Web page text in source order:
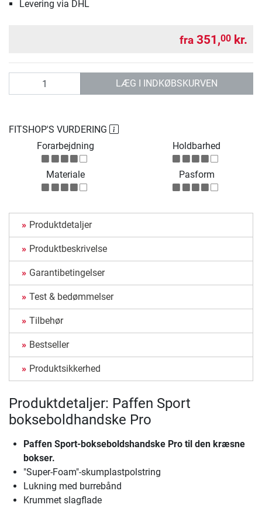
Levering via DHL
fra 351,00 kr.
LÆG I INDKØBSKURVEN
FITSHOP'S VURDERING
Forarbejdning
Holdbarhed
Materiale Pasform
Produktdetaljer
Produktbeskrivelse
Garantibetingelser
Test & bedømmelser
Tilbehør
Bestseller
Produktsikkerhed
Produktdetaljer: Paffen Sport
bokseboldhandske Pro
Paffen Sport-bokseboldshandske Pro til den kræsne
bokser.
"Super-Foam"-skumplastpolstring
Lukning med burrebånd
Krummet slagflade